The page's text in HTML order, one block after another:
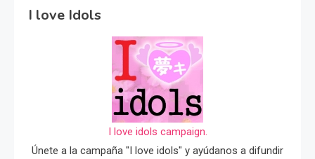
I love Idols
I love idols campaign.
Únete a la campaña "I love idols" y ayúdanos a difundir